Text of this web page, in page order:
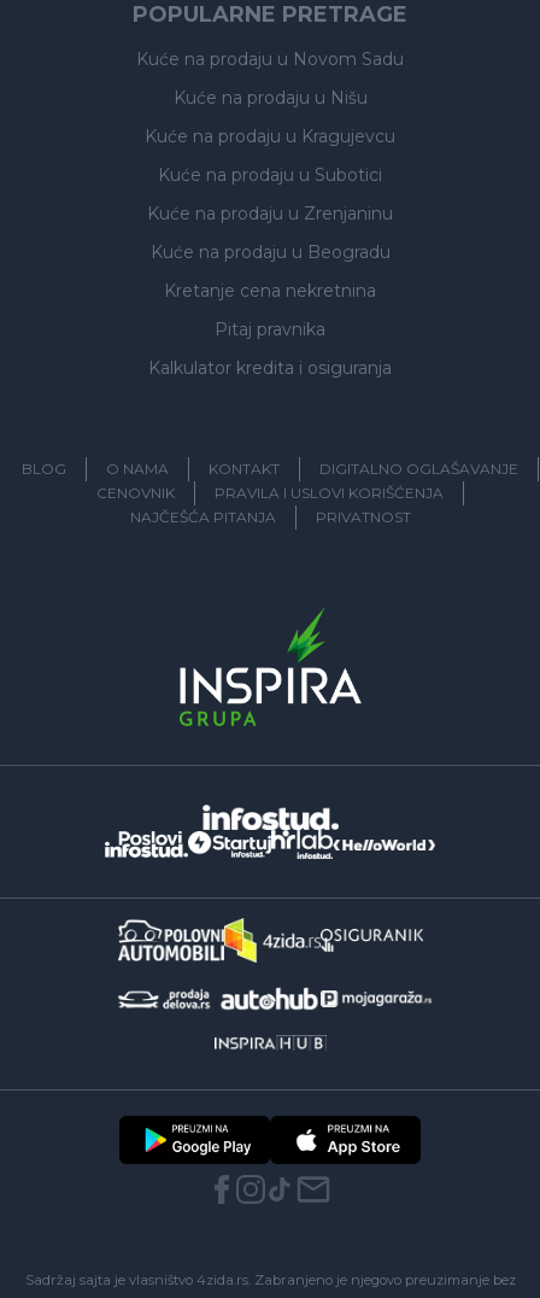
POPULARNE PRETRAGE
Kuće na prodaju u Novom Sadu
Kuće na prodaju u Nišu
Kuće na prodaju u Kragujevcu
Kuće na prodaju u Subotici
Kuće na prodaju u Zrenjaninu
Kuće na prodaju u Beogradu
Kretanje cena nekretnina
Pitaj pravnika
Kalkulator kredita i osiguranja
BLOG O NAMA KONTAKT
DIGITALNO OGLAŠAVANJE
CENOVNIK
PRAVILA I USLOVI KORIŠĆENJA
NAJČEŠĆA PITANJA
PRIVATNOST
Sadržaj sajta je vlasništvo 4zida.rs. Zabranjeno je njegovo preuzimanje bez